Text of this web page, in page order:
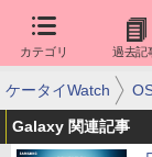
カテゴリ 過去記
ケータイWatch
Galaxy 関連記事